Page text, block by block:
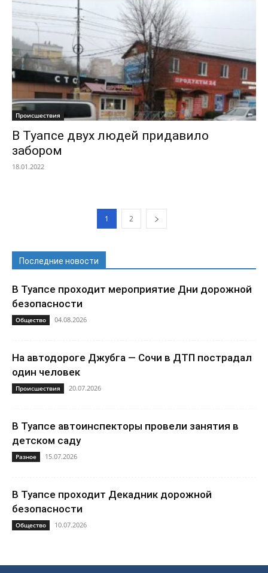
Происшествия
В Туапсе двух людей придавило
забором
18.01.2022
1 2
Последние новости
В Туапсе проходит мероприятие Дни дорожной
безопасности
Общество 04.08.2026
На автодороге Джубга — Сочи в ДТП пострадал
один человек
Происшествия 20.07.2026
В Туапсе автоинспекторы провели занятия в
детском саду
Разное 15.07.2026
В Туапсе проходит Декадник дорожной
безопасности
Общество 10.07.2026